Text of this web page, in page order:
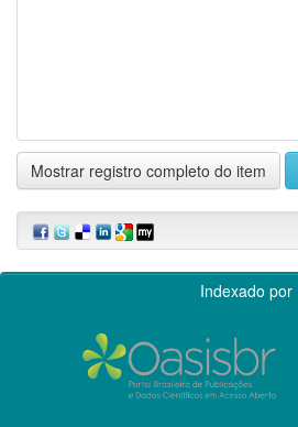
Mostrar registro completo do item
Indexado por